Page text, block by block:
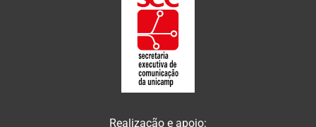
Realização e apoio: